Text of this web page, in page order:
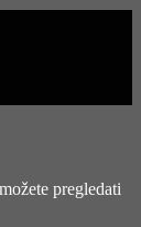
pregledati